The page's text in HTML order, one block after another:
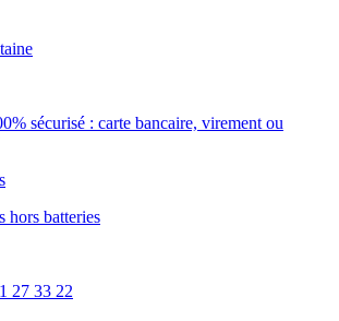
sécurisé : carte bancaire, virement ou
hors batteries
27 33 22